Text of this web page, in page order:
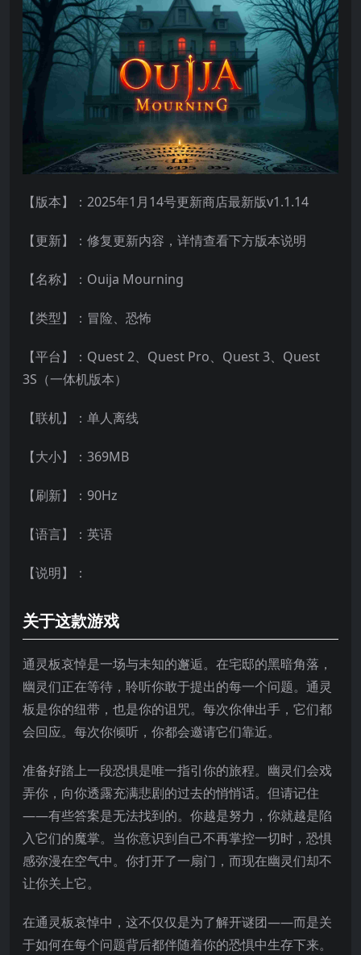
【版本】：2025年1月14号更新商店最新版v1.1.14
【更新】：修复更新内容，详情查看下方版本说明
【名称】：Ouija Mourning
【类型】：冒险、恐怖
【平台】：Quest 2、Quest Pro、Quest 3、Quest
3S（一体机版本）
【联机】：单人离线
【大小】：369MB
【刷新】：90Hz
【语言】：英语
【说明】：
关于这款游戏
通灵板哀悼是一场与未知的邂逅。在宅邸的黑暗角落，
幽灵们正在等待，聆听你敢于提出的每一个问题。通灵
板是你的纽带，也是你的诅咒。每次你伸出手，它们都
会回应。每次你倾听，你都会邀请它们靠近。
准备好踏上一段恐惧是唯一指引你的旅程。幽灵们会戏
弄你，向你透露充满悲剧的过去的悄悄话。但请记住
——有些答案是无法找到的。你越是努力，你就越是陷
入它们的魔掌。当你意识到自己不再掌控一切时，恐惧
感弥漫在空气中。你打开了一扇门，而现在幽灵们却不
让你关上它。
在通灵板哀悼中，这不仅仅是为了解开谜团——而是关
于如何在每个问题背后都伴随着你的恐惧中生存下来。